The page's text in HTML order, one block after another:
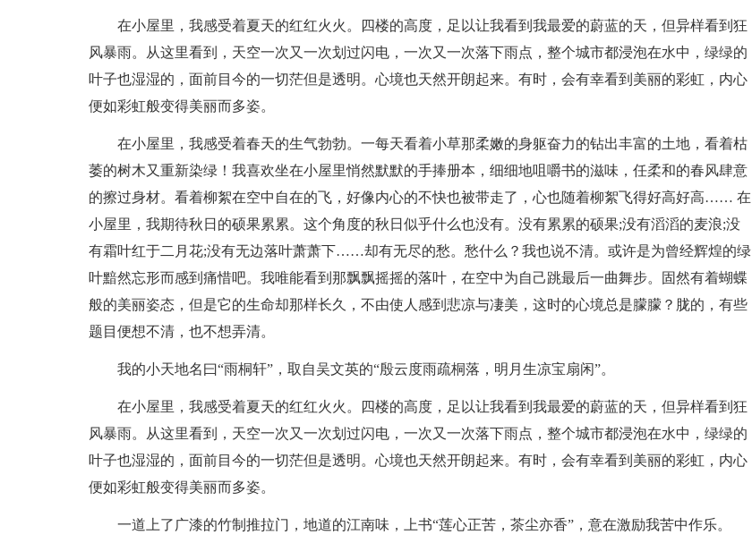
在小屋里，我感受着夏天的红红火火。四楼的高度，足以让我看到我最爱的蔚蓝的天，但异样看到狂
风暴雨。从这里看到，天空一次又一次划过闪电，一次又一次落下雨点，整个城市都浸泡在水中，绿绿的
叶子也湿湿的，面前目今的一切茫但是透明。心境也天然开朗起来。有时，会有幸看到美丽的彩虹，内心
便如彩虹般变得美丽而多姿。
在小屋里，我感受着春天的生气勃勃。一每天看着小草那柔嫩的身躯奋力的钻出丰富的土地，看着枯
萎的树木又重新染绿！我喜欢坐在小屋里悄然默默的手捧册本，细细地咀嚼书的滋味，任柔和的春风肆意
的擦过身材。看着柳絮在空中自在的飞，好像内心的不快也被带走了，心也随着柳絮飞得好高好高…… 在
小屋里，我期待秋日的硕果累累。这个角度的秋日似乎什么也没有。没有累累的硕果;没有滔滔的麦浪;没
有霜叶红于二月花;没有无边落叶萧萧下……却有无尽的愁。愁什么？我也说不清。或许是为曾经辉煌的绿
叶黯然忘形而感到痛惜吧。我唯能看到那飘飘摇摇的落叶，在空中为自己跳最后一曲舞步。固然有着蝴蝶
般的美丽姿态，但是它的生命却那样长久，不由使人感到悲凉与凄美，这时的心境总是朦朦？胧的，有些
题目便想不清，也不想弄清。
我的小天地名曰“雨桐轩”，取自吴文英的“殷云度雨疏桐落，明月生凉宝扇闲”。
在小屋里，我感受着夏天的红红火火。四楼的高度，足以让我看到我最爱的蔚蓝的天，但异样看到狂
风暴雨。从这里看到，天空一次又一次划过闪电，一次又一次落下雨点，整个城市都浸泡在水中，绿绿的
叶子也湿湿的，面前目今的一切茫但是透明。心境也天然开朗起来。有时，会有幸看到美丽的彩虹，内心
便如彩虹般变得美丽而多姿。
一道上了广漆的竹制推拉门，地道的江南味，上书“莲心正苦，茶尘亦香”，意在激励我苦中作乐。